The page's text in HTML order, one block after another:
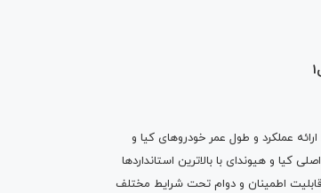
عملکرد و طول عمر خودروهای کیا و
و هیوندای با بالاترین استانداردها
اطمینان و دوام تحت شرایط مختلف